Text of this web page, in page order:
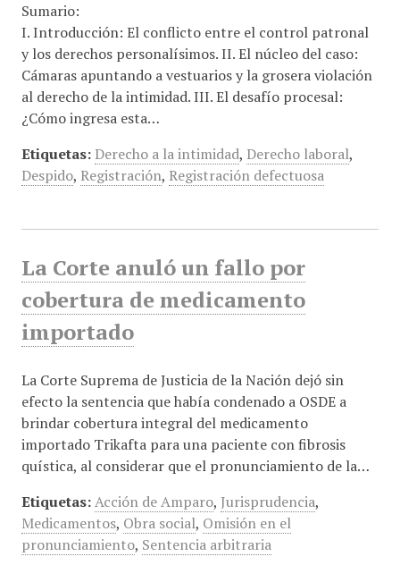
Sumario:
I. Introducción: El conflicto entre el control patronal
y los derechos personalísimos. II. El núcleo del caso:
Cámaras apuntando a vestuarios y la grosera violación
al derecho de la intimidad. III. El desafío procesal:
¿Cómo ingresa esta…
Etiquetas: Derecho a la intimidad, Derecho laboral,
Despido, Registración, Registración defectuosa
La Corte anuló un fallo por
cobertura de medicamento
importado
La Corte Suprema de Justicia de la Nación dejó sin
efecto la sentencia que había condenado a OSDE a
brindar cobertura integral del medicamento
importado Trikafta para una paciente con fibrosis
quística, al considerar que el pronunciamiento de la…
Etiquetas: Acción de Amparo, Jurisprudencia,
Medicamentos, Obra social, Omisión en el
pronunciamiento, Sentencia arbitraria